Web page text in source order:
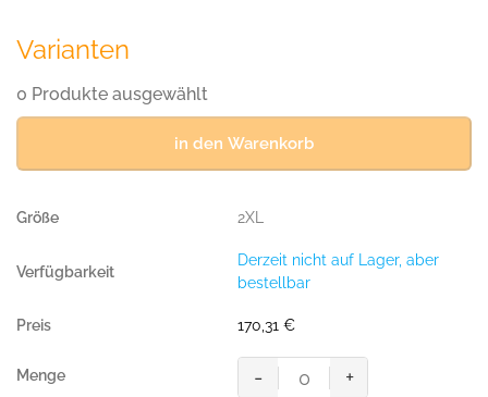
Varianten
0 Produkte ausgewählt
in den Warenkorb
2XL
Derzeit nicht auf Lager, aber
bestellbar
170,31 €
MASCOT®
- +